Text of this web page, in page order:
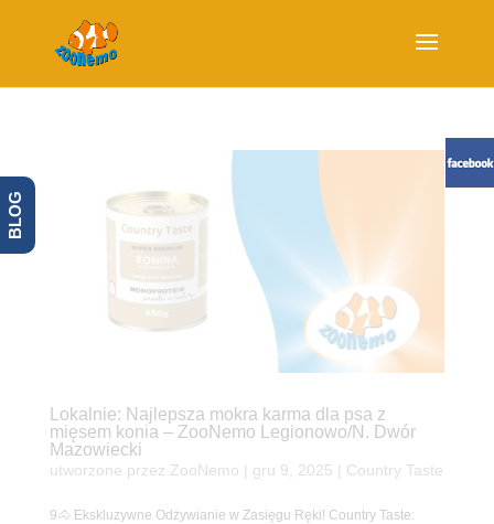
Lokalnie: Najlepsza mokra karma dla psa z
mięsem konia – ZooNemo Legionowo/N. Dwór
Mazowiecki
utworzone przez ZooNemo gru 9, 2025 Country Taste
9🐴 Ekskluzywne Odżywianie w Zasięgu Ręki! Country Taste:
BLOG